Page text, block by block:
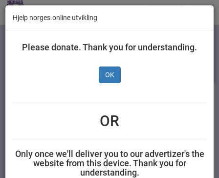
Kategorier
Hjelp norges.online utvikling
Please donate. Thank you for understanding.
OK
OR
Only once we'll deliver you to our advertizer's the
website from this device. Thank you for
understanding.